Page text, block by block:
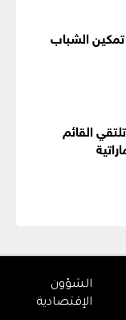
تمكين الشباب
القائم
الشؤون
الإقتصادية